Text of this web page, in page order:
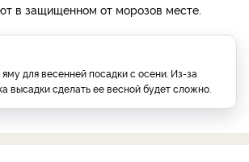
в защищенном от морозов месте.
яму для весенней посадки с осени. Из-за
высадки сделать ее весной будет сложно.